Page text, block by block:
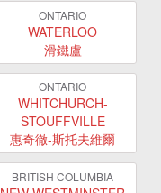
ONTARIO
WATERLOO
滑鐵盧
ONTARIO
WHITCHURCH-
STOUFFVILLE
惠奇徹-斯托夫維爾
BRITISH COLUMBIA